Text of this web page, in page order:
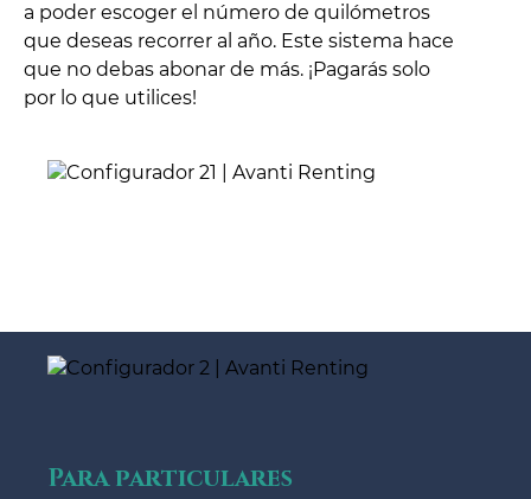
a poder escoger el número de quilómetros
que deseas recorrer al año. Este sistema hace
que no debas abonar de más. ¡Pagarás solo
por lo que utilices!
Para particulares